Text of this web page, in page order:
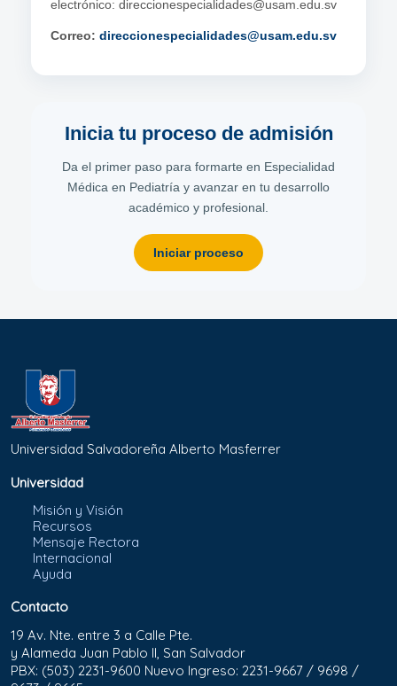
electrónico: direccionespecialidades@usam.edu.sv
Correo: direccionespecialidades@usam.edu.sv
Inicia tu proceso de admisión
Da el primer paso para formarte en Especialidad
Médica en Pediatría y avanzar en tu desarrollo
académico y profesional.
Iniciar proceso
Universidad Salvadoreña Alberto Masferrer
Universidad
Misión y Visión
Recursos
Mensaje Rectora
Internacional
Ayuda
Contacto
19 Av. Nte. entre 3 a Calle Pte.
y Alameda Juan Pablo II, San Salvador
PBX: (503) 2231-9600 Nuevo Ingreso: 2231-9667 / 9698 /